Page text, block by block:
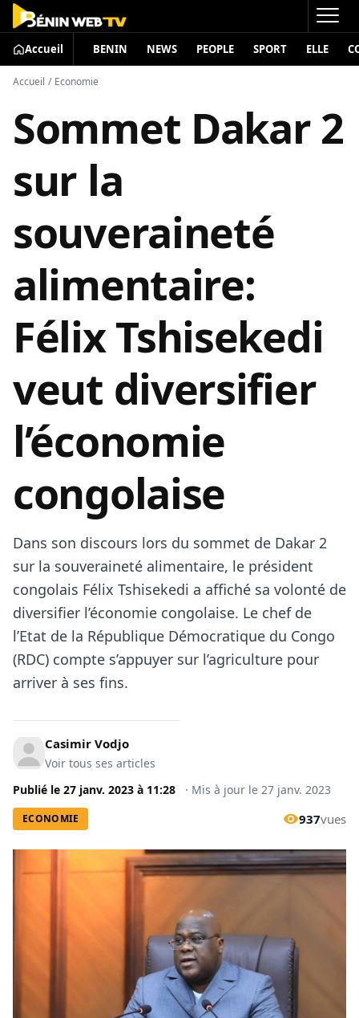
Accueil BENIN NEWS PEOPLE SPORT ELLE
Accueil / Economie
Sommet Dakar 2
sur la
souveraineté
alimentaire:
Félix Tshisekedi
veut diversifier
l’économie
congolaise
Dans son discours lors du sommet de Dakar 2
sur la souveraineté alimentaire, le président
congolais Félix Tshisekedi a affiché sa volonté de
diversifier l’économie congolaise. Le chef de
l’Etat de la République Démocratique du Congo
(RDC) compte s’appuyer sur l’agriculture pour
arriver à ses fins.
Casimir Vodjo
Voir tous ses articles
Publié le 27 janv. 2023 à 11:28 · Mis à jour le 27 janv. 2023
ECONOMIE 937vues